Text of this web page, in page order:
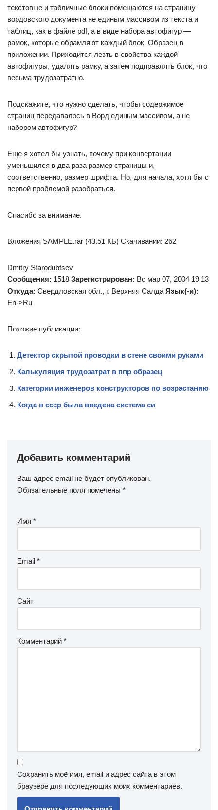
текстовые и табличные блоки помещаются на страницу
вордовского документа не единым массивом из текста и
таблиц, как в файле pdf, а в виде набора автофигур —
рамок, которые обрамляют каждый блок. Образец в
приложении. Приходится лезть в свойства каждой
автофигуры, удалять рамку, а затем подправлять блок, что
весьма трудозатратно.
Подскажите, что нужно сделать, чтобы содержимое
страниц передавалось в Ворд единым массивом, а не
набором автофигур?
Еще я хотел бы узнать, почему при конвертации
уменьшился в два раза размер страницы и,
соответственно, размер шрифта. Но, для начала, хотя бы с
первой проблемой разобраться.
Спасибо за внимание.
Вложения SAMPLE.rar (43.51 КБ) Скачиваний: 262
Dmitry Starodubtsev
Сообщения: 1518 Зарегистрирован: Вс мар 07, 2004 19:13
Откуда: Свердловская обл., г. Верхняя Салда Язык(-и):
En->Ru
Похожие публикации:
Детектор скрытой проводки в стене своими руками
Калькуляция трудозатрат в ппр образец
Категории инженеров конструкторов по возрастанию
Когда в ссср была введена система си
Добавить комментарий
Ваш адрес email не будет опубликован.
Обязательные поля помечены *
Имя *
Email *
Сайт
Комментарий *
Сохранить моё имя, email и адрес сайта в этом
браузере для последующих моих комментариев.